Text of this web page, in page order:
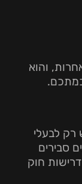
והוא
רק לבעלי
סבירים
חוק